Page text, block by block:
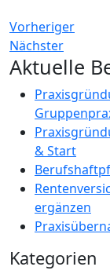
Vorheriger
Nächster
Aktuelle
& Start
ergänzen
Kategorien